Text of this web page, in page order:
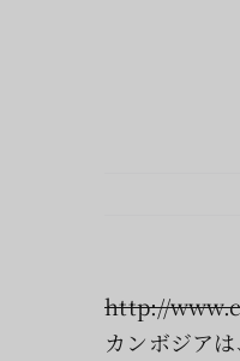
http://
カンボジア